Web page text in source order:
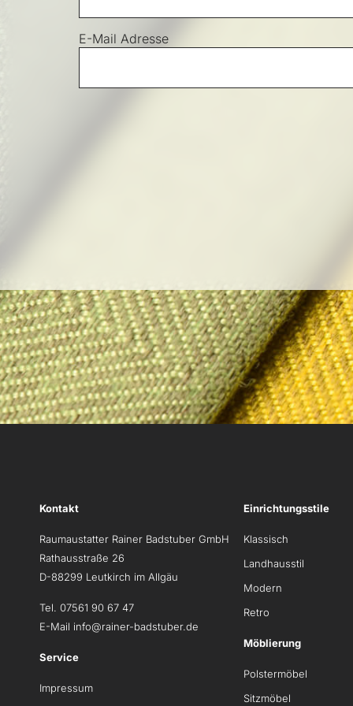
E-Mail Adresse
Kontakt
Raumaustatter Rainer Badstuber GmbH
Rathausstraße 26
D-88299 Leutkirch im Allgäu
Tel. 07561 90 67 47
E-Mail info@rainer-badstuber.de
Service
Impressum
Einrichtungsstile
Klassisch
Landhausstil
Modern
Retro
Möblierung
Polstermöbel
Sitzmöbel